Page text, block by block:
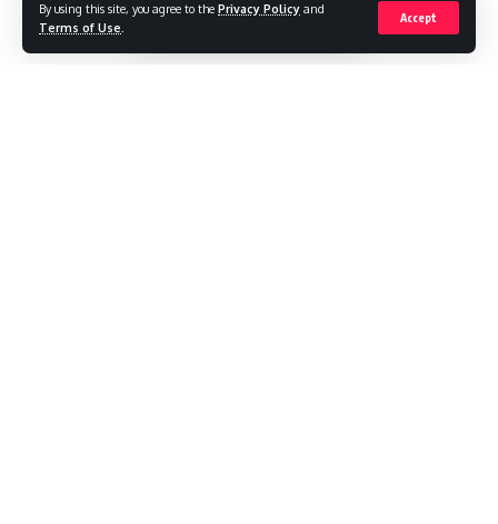
By using this site, you agree to the Privacy Policy and
Terms of Use
Accept